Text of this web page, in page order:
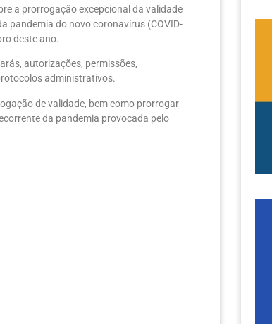
a prorrogação excepcional da validade
pandemia do novo coronavírus (COVID-
deste ano.
autorizações, permissões,
administrativos.
de validade, bem como prorrogar
da pandemia provocada pelo